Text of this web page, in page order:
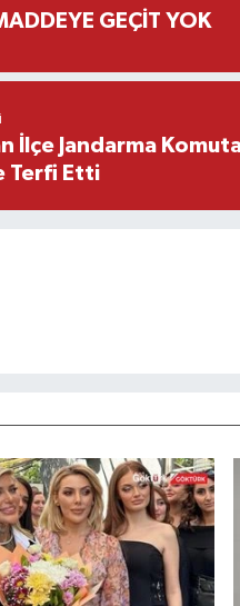
GEÇİT YOK
İlçe Jandarma
Terfi Etti